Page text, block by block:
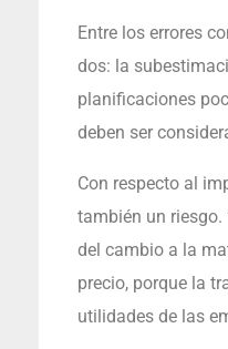
Entre los errores
dos: la
planificaciones
deben ser
Con respecto al
también un riesgo.
del cambio a la
precio, porque la
utilidades de las